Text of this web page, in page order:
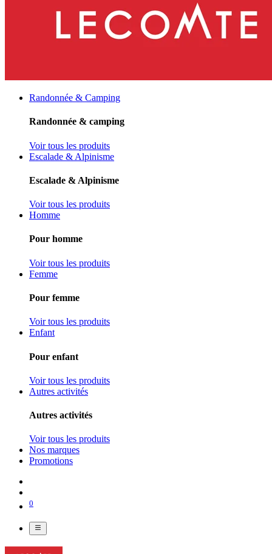
Randonnée & Camping
Randonnée & camping
Voir tous les produits
Escalade & Alpinisme
Escalade & Alpinisme
Voir tous les produits
Homme
Pour homme
Voir tous les produits
Femme
Pour femme
Voir tous les produits
Enfant
Pour enfant
Voir tous les produits
Autres activités
Autres activités
Voir tous les produits
Nos marques
Promotions
0